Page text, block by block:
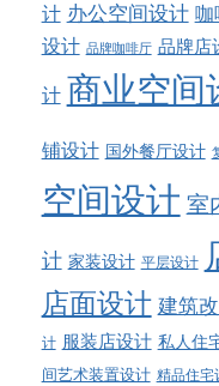
计 办公空间设计 咖
设计 品牌咖啡厅 品牌店
计 商业空间
铺设计 国外餐厅设计
空间设计 室
计 家装设计 平层设计
店面设计 建筑
计 服装店设计 私人住
间艺术装置设计 精品住宅